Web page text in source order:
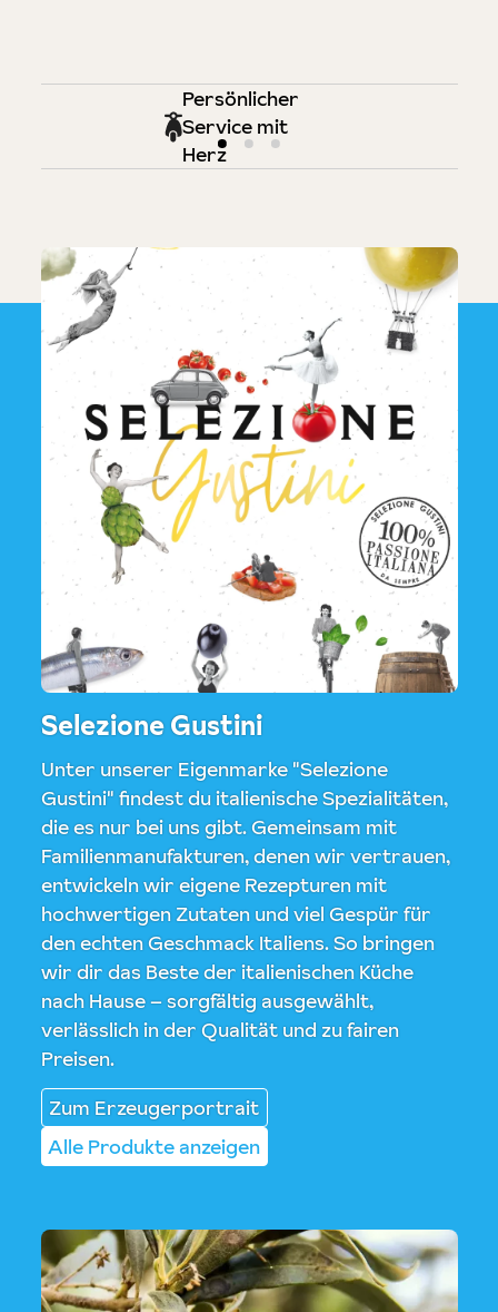
Persönlicher
Service mit
Herz
Selezione Gustini
Unter unserer Eigenmarke "Selezione
Gustini" findest du italienische Spezialitäten,
die es nur bei uns gibt. Gemeinsam mit
Familienmanufakturen, denen wir vertrauen,
entwickeln wir eigene Rezepturen mit
hochwertigen Zutaten und viel Gespür für
den echten Geschmack Italiens. So bringen
wir dir das Beste der italienischen Küche
nach Hause – sorgfältig ausgewählt,
verlässlich in der Qualität und zu fairen
Preisen.
Zum Erzeugerportrait
Alle Produkte anzeigen